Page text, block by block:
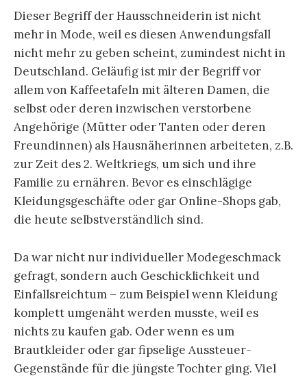
Dieser Begriff der Hausschneiderin ist nicht
mehr in Mode, weil es diesen Anwendungsfall
nicht mehr zu geben scheint, zumindest nicht in
Deutschland. Geläufig ist mir der Begriff vor
allem von Kaffeetafeln mit älteren Damen, die
selbst oder deren inzwischen verstorbene
Angehörige (Mütter oder Tanten oder deren
Freundinnen) als Hausnäherinnen arbeiteten, z.B.
zur Zeit des 2. Weltkriegs, um sich und ihre
Familie zu ernähren. Bevor es einschlägige
Kleidungsgeschäfte oder gar Online-Shops gab,
die heute selbstverständlich sind.
Da war nicht nur individueller Modegeschmack
gefragt, sondern auch Geschicklichkeit und
Einfallsreichtum – zum Beispiel wenn Kleidung
komplett umgenäht werden musste, weil es
nichts zu kaufen gab. Oder wenn es um
Brautkleider oder gar fipselige Aussteuer-
Gegenstände für die jüngste Tochter ging. Viel